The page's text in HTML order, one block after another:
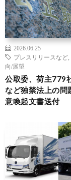
2026.06.25
プレスリリースなど
向/展望
公取委、荷主779
など独禁法上の問
意喚起文書送付